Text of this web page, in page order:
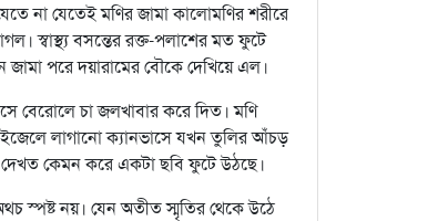
না যেতেই মণির জামা কালোমণির শরীরে
স্বাস্থ্য বসন্তের রক্ত-পলাশের মত ফুটে
পরে দয়ারামের বৌকে দেখিয়ে এল।
বেরোলে চা জলখাবার করে দিত। মণি
ইজেলে লাগানো ক্যানভাসে যখন তুলির আঁচড়
কেমন করে একটা ছবি ফুটে উঠছে।
স্পষ্ট নয়। যেন অতীত স্মৃতির থেকে উঠে